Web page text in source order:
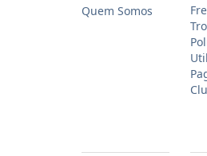
Quem Somos